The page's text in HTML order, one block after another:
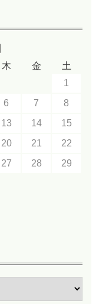
木 金
土
1
6 7
8
13 14
15
20 21
22
27 28
29